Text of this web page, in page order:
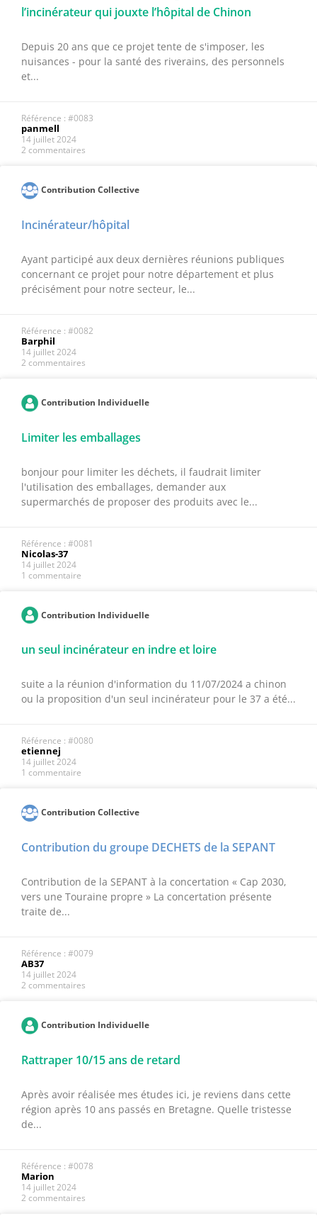
l’incinérateur qui jouxte l’hôpital de Chinon
Depuis 20 ans que ce projet tente de s'imposer, les
nuisances - pour la santé des riverains, des personnels
et...
Référence : #0083
panmell
14 juillet 2024
2 commentaires
Contribution Collective
Incinérateur/hôpital
Ayant participé aux deux dernières réunions publiques
concernant ce projet pour notre département et plus
précisément pour notre secteur, le...
Référence : #0082
Barphil
14 juillet 2024
2 commentaires
Contribution Individuelle
Limiter les emballages
bonjour pour limiter les déchets, il faudrait limiter
l'utilisation des emballages, demander aux
supermarchés de proposer des produits avec le...
Référence : #0081
Nicolas-37
14 juillet 2024
1 commentaire
Contribution Individuelle
un seul incinérateur en indre et loire
suite a la réunion d'information du 11/07/2024 a chinon
ou la proposition d'un seul incinérateur pour le 37 a été...
Référence : #0080
etiennej
14 juillet 2024
1 commentaire
Contribution Collective
Contribution du groupe DECHETS de la SEPANT
Contribution de la SEPANT à la concertation « Cap 2030,
vers une Touraine propre » La concertation présente
traite de...
Référence : #0079
AB37
14 juillet 2024
2 commentaires
Contribution Individuelle
Rattraper 10/15 ans de retard
Après avoir réalisée mes études ici, je reviens dans cette
région après 10 ans passés en Bretagne. Quelle tristesse
de...
Référence : #0078
Marion
14 juillet 2024
2 commentaires